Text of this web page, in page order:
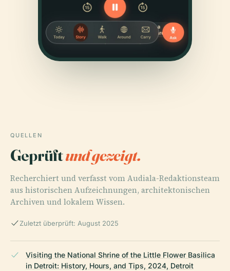
QUELLEN
Geprüftund gezeigt.
Recherchiert und verfasst vom Audiala-Redaktionsteam
aus historischen Aufzeichnungen, architektonischen
Archiven und lokalem Wissen.
Zuletzt überprüft: August 2025
Visiting the National Shrine of the Little Flower Basilica
in Detroit: History, Hours, and Tips, 2024, Detroit